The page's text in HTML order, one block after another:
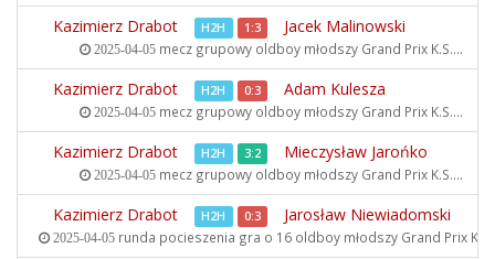
Kazimierz Drabot H2H 1:3 Jacek Malinowski
2025-04-05mecz grupowy oldboy młodszy Grand Prix K.S....
Kazimierz Drabot H2H 0:3 Adam Kulesza
2025-04-05mecz grupowy oldboy młodszy Grand Prix K.S....
Kazimierz Drabot H2H 3:2 Mieczysław Jarońko
2025-04-05mecz grupowy oldboy młodszy Grand Prix K.S....
Kazimierz Drabot H2H 0:3 Jarosław Niewiadomski
2025-04-05 runda pocieszenia gra o 16 oldboy młodszy Grand Prix